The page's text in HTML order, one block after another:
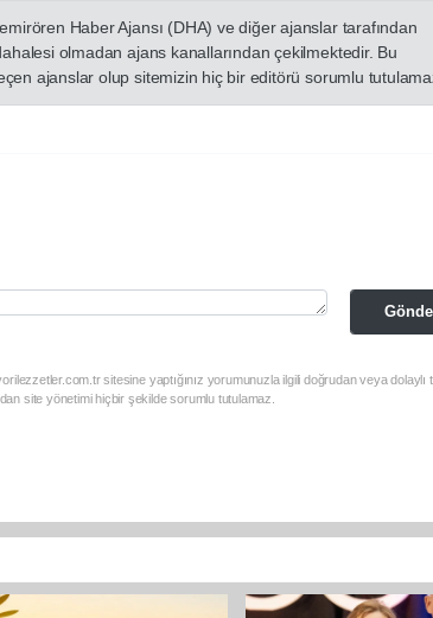
Haber Ajansı (DHA) ve diğer ajanslar tarafından
olmadan ajans kanallarından çekilmektedir. Bu
ajanslar olup sitemizin hiç bir editörü sorumlu
sitesine yaptığınız yorumunuzla ilgili doğrudan veya dolaylı
site yönetimi hiçbir şekilde sorumlu tutulamaz.